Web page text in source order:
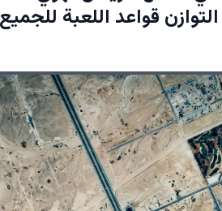
قواعد اللعبة